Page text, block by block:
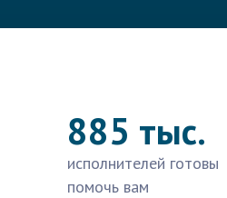
885 тыс.
исполнителей готовы
помочь вам